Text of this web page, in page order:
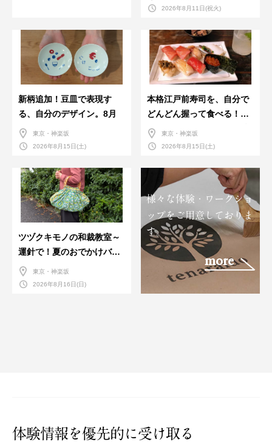
2026年8月11日(祝火)
新柄追加！豆皿で表現す
る、自分のデザイン。8月
東京・神楽坂
2026年8月15日(土)
本格江戸前寿司を、自分で
どんどん握って食べる！職
人さんに教わる＜握りの練
習会＞８月
東京・神楽坂
2026年8月15日(土)
ツヅクキモノの和裁教室～
運針で！夏のおでかけバン
ダナバッグづくり～
東京・神楽坂
2026年8月16日(日)
様々な体験・ワークショ
ップをご用意しておりま
す。
more
体験情報を優先的に受け取る